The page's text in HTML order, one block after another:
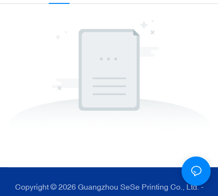
Copyright © 2026 Guangzhou SeSe Printing Co., Ltd. -